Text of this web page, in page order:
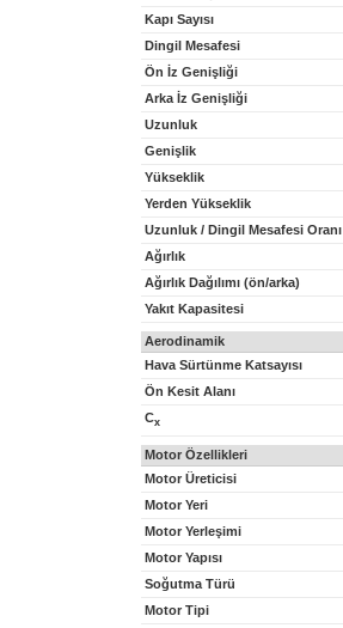
Kapı Sayısı
Dingil Mesafesi
Ön İz Genişliği
Arka İz Genişliği
Uzunluk
Genişlik
Yükseklik
Yerden Yükseklik
Uzunluk / Dingil Mesafesi Oranı
Ağırlık
Ağırlık Dağılımı (ön/arka)
Yakıt Kapasitesi
Aerodinamik
Hava Sürtünme Katsayısı
Ön Kesit Alanı
Cx
Motor Özellikleri
Motor Üreticisi
Motor Yeri
Motor Yerleşimi
Motor Yapısı
Soğutma Türü
Motor Tipi